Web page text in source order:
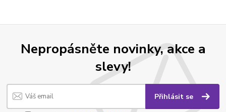
Nepropásněte novinky, akce a
slevy!
Přihlásit se